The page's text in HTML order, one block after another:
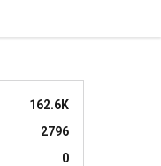
162.6K
2796
0